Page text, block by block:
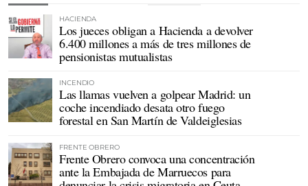
HACIENDA
Los jueces obligan a Hacienda a devolver
6.400 millones a más de tres millones de
pensionistas mutualistas
INCENDIO
Las llamas vuelven a golpear Madrid: un
coche incendiado desata otro fuego
forestal en San Martín de Valdeiglesias
FRENTE OBRERO
Frente Obrero convoca una concentración
ante la Embajada de Marruecos para